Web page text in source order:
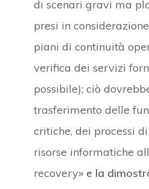
di scenari gravi ma
presi in
piani di continuità
verifica dei servizi
possibile); ciò
trasferimento delle
critiche, dei processi
risorse informatiche
recovery» e la